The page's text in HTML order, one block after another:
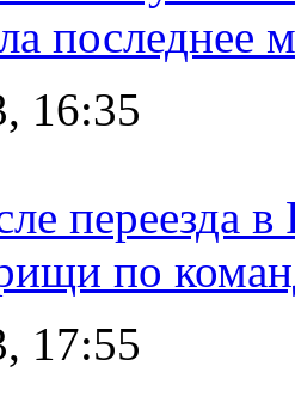
последнее
16:35
переезда
по
17:55